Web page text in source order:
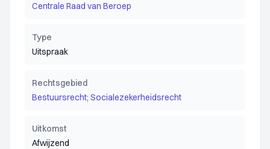
Centrale Raad van Beroep
Type
Uitspraak
Rechtsgebied
Bestuursrecht; Socialezekerheidsrecht
Uitkomst
Afwijzend